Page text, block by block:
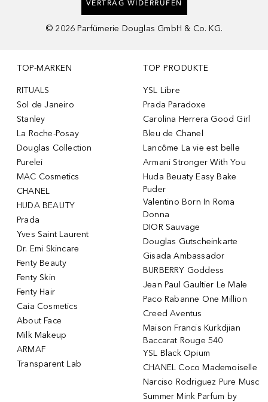
VERTRAG WIDERRUFEN
© 2026 Parfümerie Douglas GmbH & Co. KG.
TOP-MARKEN
RITUALS
Sol de Janeiro
Stanley
La Roche-Posay
Douglas Collection
Purelei
MAC Cosmetics
CHANEL
HUDA BEAUTY
Prada
Yves Saint Laurent
Dr. Emi Skincare
Fenty Beauty
Fenty Skin
Fenty Hair
Caia Cosmetics
About Face
Milk Makeup
ARMAF
Transparent Lab
TOP PRODUKTE
YSL Libre
Prada Paradoxe
Carolina Herrera Good Girl
Bleu de Chanel
Lancôme La vie est belle
Armani Stronger With You
Huda Beuaty Easy Bake
Puder
Valentino Born In Roma
Donna
DIOR Sauvage
Douglas Gutscheinkarte
Gisada Ambassador
BURBERRY Goddess
Jean Paul Gaultier Le Male
Paco Rabanne One Million
Creed Aventus
Maison Francis Kurkdjian
Baccarat Rouge 540
YSL Black Opium
CHANEL Coco Mademoiselle
Narciso Rodriguez Pure Musc
Summer Mink Parfum by